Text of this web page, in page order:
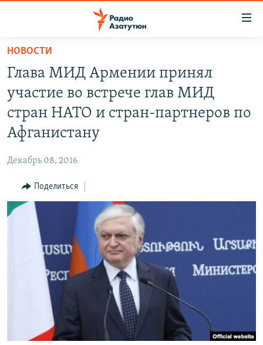
Перейти
основному
содержанию
Перейти
основной
Перейти
поиску
ПОЛИТИКА
ОБЩЕСТВО
РЕГИОН
НАГОРНЫЙ КАРАБАХ
КУЛЬТУРА
СПОРТ
Հայերեն
НОВОСТИ
Глава МИД Армении принял
участие во встрече глав МИД
стран НАТО и стран-партнеров по
Афганистану
Декабрь 08, 2016
Поделиться